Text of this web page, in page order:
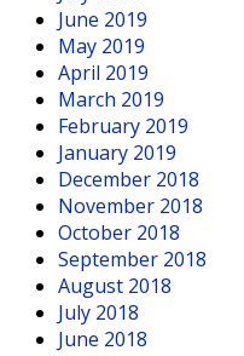
June 2019
May 2019
April 2019
March 2019
February 2019
January 2019
December 2018
November 2018
October 2018
September 2018
August 2018
July 2018
June 2018